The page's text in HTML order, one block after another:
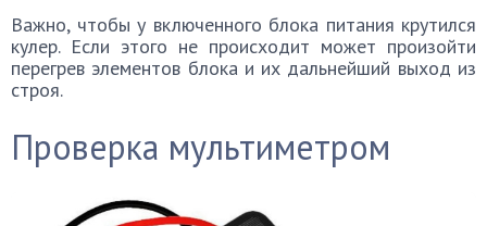
Важно, чтобы у включенного блока питания крутился
кулер. Если этого не происходит может произойти
перегрев элементов блока и их дальнейший выход из
строя.
Проверка мультиметром